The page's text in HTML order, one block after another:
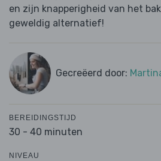
en zijn knapperigheid van het
geweldig alternatief!
Gecreëerd door:
BEREIDINGSTIJD
30 - 40 minuten
NIVEAU